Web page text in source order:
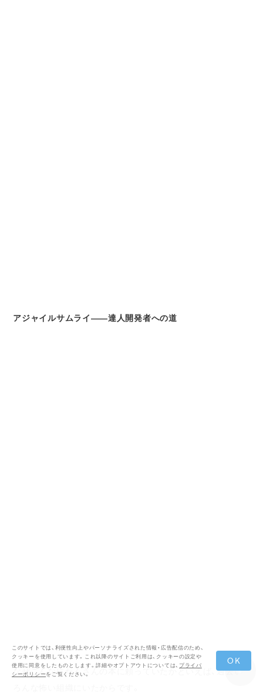
アジャイルサムライ――達人開発者への道
なぜこんなにたくさんの本に頼っていたかといえば、過去い
このサイトでは、利便性向上やパーソナライズされた情報・広告配信のため、
クッキーを使用しています。これ以降のサイトご利用は、クッキーの設定や
使用に同意をしたものとします。詳細やオプトアウトについては、 プライバ
シーポリシーをご覧ください。
OK